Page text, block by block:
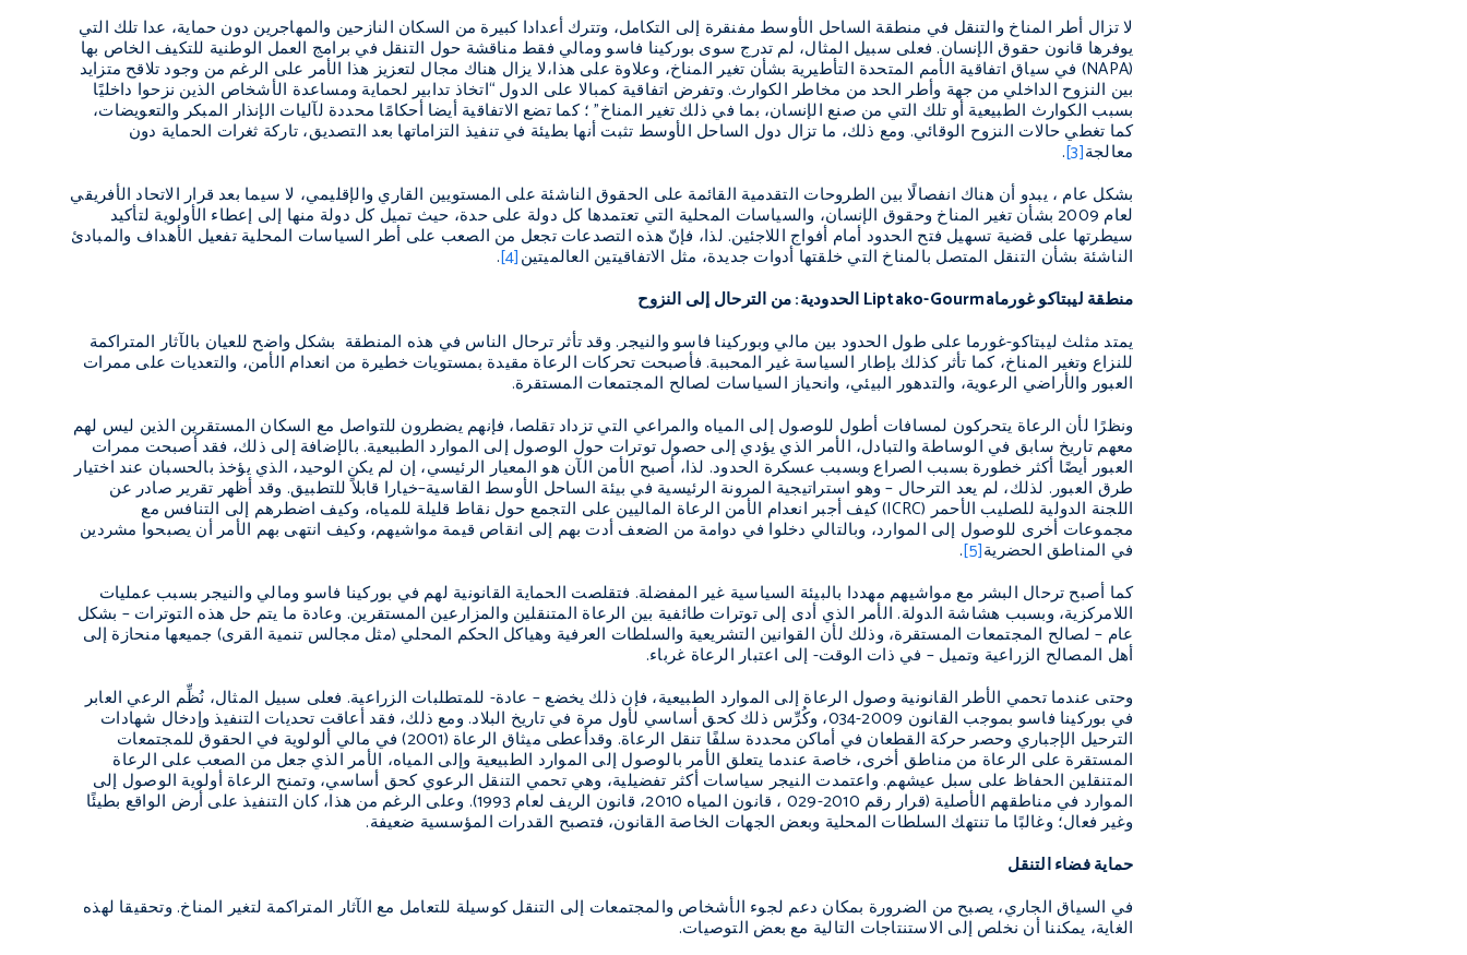
لا تزال أطر المناخ والتنقل في منطقة الساحل الأوسط مفنقرة إلى التكامل، وتترك أعدادا كبيرة من السكان النازحين والمهاجرين دون حماية، عدا تلك التي
يوفرها قانون حقوق الإنسان. فعلى سبيل المثال، لم تدرج سوى بوركينا فاسو ومالي فقط مناقشة حول التنقل في برامج العمل الوطنية للتكيف الخاص بها
(
NAPA
) في سياق اتفاقية الأمم المتحدة التأطيرية بشأن تغير المناخ، وعلاوة على هذا،لا يزال هناك مجال لتعزيز هذا الأمر على الرغم من وجود تلاقح متزايد
بين النزوح الداخلي من جهة وأطر الحد من مخاطر الكوارث. وتفرض اتفاقية كمبالا على الدول “اتخاذ تدابير لحماية ومساعدة الأشخاص الذين نزحوا داخليًا
بسبب الكوارث الطبيعية أو تلك التي من صنع الإنسان، بما في ذلك تغير المناخ” ؛ كما تضع الاتفاقية أيضا أحكامًا محددة لآليات الإنذار المبكر والتعويضات،
كما تغطي حالات النزوح الوقائي. ومع ذلك، ما تزال دول الساحل الأوسط تثبت أنها بطيئة في تنفيذ التزاماتها بعد التصديق، تاركة ثغرات الحماية دون
معالجة[3]
.
بشكل عام ، يبدو أن هناك انفصالًا بين الطروحات التقدمية القائمة على الحقوق الناشئة على المستويين القاري والإقليمي، لا سيما بعد قرار الاتحاد الأفريقي
لعام 2009 بشأن تغير المناخ وحقوق الإنسان، والسياسات المحلية التي تعتمدها كل دولة على حدة، حيث تميل كل دولة منها إلى إعطاء الأولوية لتأكيد
سيطرتها على قضية تسهيل فتح الحدود أمام أفواج اللاجئين. لذا، فإنّ هذه التصدعات تجعل من الصعب على أطر السياسات المحلية تفعيل الأهداف والمبادئ
الناشئة بشأن التنقل المتصل بالمناخ التي خلقتها أدوات جديدة، مثل الاتفاقيتين العالميتين[4]
.
منطقة ليبتاكو غورماLiptako-Gourma الحدودية: من الترحال إلى النزوح
يمتد مثلث ليبتاكو-غورما على طول الحدود بين مالي وبوركينا فاسو والنيجر. وقد تأثر ترحال الناس في هذه المنطقة بشكل واضح للعيان بالآثار المتراكمة
للنزاع وتغير المناخ، كما تأثر كذلك بإطار السياسة غير المحببة. فأصبحت تحركات الرعاة مقيدة بمستويات خطيرة من انعدام الأمن، والتعديات على ممرات
العبور والأراضي الرعوية، والتدهور البيئي، وانحياز السياسات لصالح المجتمعات المستقرة.
ونظرًا لأن الرعاة يتحركون لمسافات أطول للوصول إلى المياه والمراعي التي تزداد تقلصا، فإنهم يضطرون للتواصل مع السكان المستقرين الذين ليس لهم
معهم تاريخ سابق في الوساطة والتبادل، الأمر الذي يؤدي إلى حصول توترات حول الوصول إلى الموارد الطبيعية. بالإضافة إلى ذلك، فقد أصبحت ممرات
العبور أيضًا أكثر خطورة بسبب الصراع وبسبب عسكرة الحدود. لذا، أصبح الأمن الآن هو المعيار الرئيسي، إن لم يكن الوحيد، الذي يؤخذ بالحسبان عند اختيار
طرق العبور. لذلك، لم يعد الترحال – وهو استراتيجية المرونة الرئيسية في بيئة الساحل الأوسط القاسية–خيارا قابلاً للتطبيق. وقد أظهر تقرير صادر عن
اللجنة الدولية للصليب الأحمر (ICRC) كيف أجبر انعدام الأمن الرعاة الماليين على التجمع حول نقاط قليلة للمياه، وكيف اضطرهم إلى التنافس مع
مجموعات أخرى للوصول إلى الموارد، وبالتالي دخلوا في دوامة من الضعف أدت بهم إلى انقاص قيمة مواشيهم، وكيف انتهى بهم الأمر أن يصبحوا مشردين
في المناطق الحضرية[5]
.
كما أصبح ترحال البشر مع مواشيهم مهددا بالبيئة السياسية غير المفضلة. فتقلصت الحماية القانونية لهم في بوركينا فاسو ومالي والنيجر بسبب عمليات
اللامركزية، وبسبب هشاشة الدولة. الأمر الذي أدى إلى توترات طائفية بين الرعاة المتنقلين والمزارعين المستقرين. وعادة ما يتم حل هذه التوترات – بشكل
عام – لصالح المجتمعات المستقرة، وذلك لأن القوانين التشريعية والسلطات العرفية وهياكل الحكم المحلي (مثل مجالس تنمية القرى) جميعها منحازة إلى
أهل المصالح الزراعية وتميل – في ذات الوقت- إلى اعتبار الرعاة غرباء.
وحتى عندما تحمي الأطر القانونية وصول الرعاة إلى الموارد الطبيعية، فإن ذلك يخضع – عادة- للمتطلبات الزراعية. فعلى سبيل المثال، نُظِّم الرعي العابر
في بوركينا فاسو بموجب القانون 2009-034، وكُرِّس ذلك كحق أساسي لأول مرة في تاريخ البلاد. ومع ذلك، فقد أعاقت تحديات التنفيذ وإدخال شهادات
الترحيل الإجباري وحصر حركة القطعان في أماكن محددة سلفًا تنقل الرعاة. وقدأعطى ميثاق الرعاة (2001) في مالي ألولوية في الحقوق للمجتمعات
المستقرة على الرعاة من مناطق أخرى، خاصة عندما يتعلق الأمر بالوصول إلى الموارد الطبيعية وإلى المياه، الأمر الذي جعل من الصعب على الرعاة
المتنقلين الحفاظ على سبل عيشهم. واعتمدت النيجر سياسات أكثر تفضيلية، وهي تحمي التنقل الرعوي كحق أساسي، وتمنح الرعاة أولوية الوصول إلى
الموارد في مناطقهم الأصلية (قرار رقم 2010-029 ، قانون المياه 2010، قانون الريف لعام 1993). وعلى الرغم من هذا، كان التنفيذ على أرض الواقع بطيئًا
وغير فعال؛ وغالبًا ما تنتهك السلطات المحلية وبعض الجهات الخاصة القانون، فتصبح القدرات المؤسسية ضعيفة.
حماية فضاء التنقل
في السياق الجاري، يصبح من الضرورة بمكان دعم لجوء الأشخاص والمجتمعات إلى التنقل كوسيلة للتعامل مع الآثار المتراكمة لتغير المناخ. وتحقيقا لهذه
الغاية، يمكننا أن نخلص إلى الاستنتاجات التالية مع بعض التوصيات.